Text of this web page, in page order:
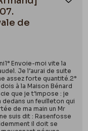
de
Envoie-moi vite la
Je l’aurai de suite
assez forte quantité.2°
à la Maison Bénard
que je t’impose : je
dedans un feuilleton qui
de ma main un Mr
suis dit : Rasenfosse
il doit se